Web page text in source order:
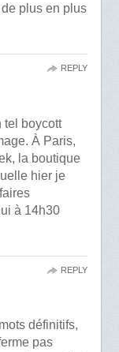
plus en plus
tel boycott
À Paris,
la boutique
hier je
à 14h30
REPLY
définitifs,
pas
REPLY